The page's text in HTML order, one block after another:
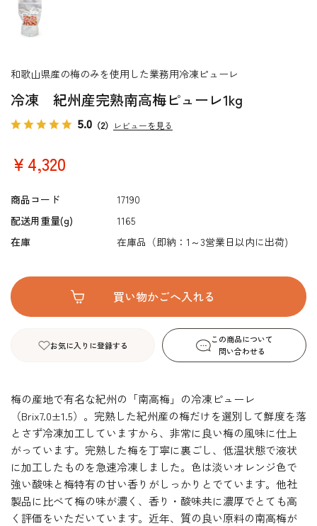
冷凍 紀州産完熟南高梅ピューレ1kg
5.0 （2） レビューを見る
和歌山県産の梅のみを使用した業務用冷凍ピューレ
￥4,320
商品コード
17190
配送用重量(g)
1165
在庫
在庫品（即納：1～3営業日以内に出荷)
お気に入りに登録する
この商品について
問い合わせる
梅の産地で有名な紀州の「南高梅」の冷凍ピューレ
（Brix7.0±1.5）。完熟した紀州産の梅だけを選別して鮮度を落
とさず冷凍加工していますから、非常に良い梅の風味に仕上
がっています。完熟した梅を丁寧に裏ごし、低温状態で液状
に加工したものを急速冷凍しました。色は淡いオレンジ色で
強い酸味と梅特有の甘い香りがしっかりとでています。他社
製品に比べて梅の味が濃く、香り・酸味共に濃厚でとても高
く評価をいただいています。近年、質の良い原料の南高梅が